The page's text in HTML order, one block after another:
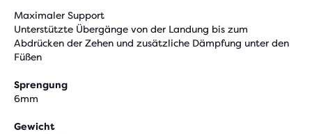
Maximaler Support
Unterstützte Übergänge von der Landung bis zum
Abdrücken der Zehen und zusätzliche Dämpfung unter den
Füßen
Sprengung
6mm
Gewicht